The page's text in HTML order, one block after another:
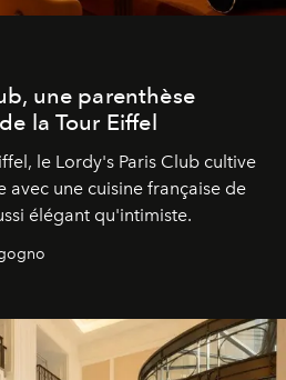
une parenthèse
la Tour Eiffel
le Lordy's Paris Club cultive
une cuisine française de
élégant qu'intimiste.